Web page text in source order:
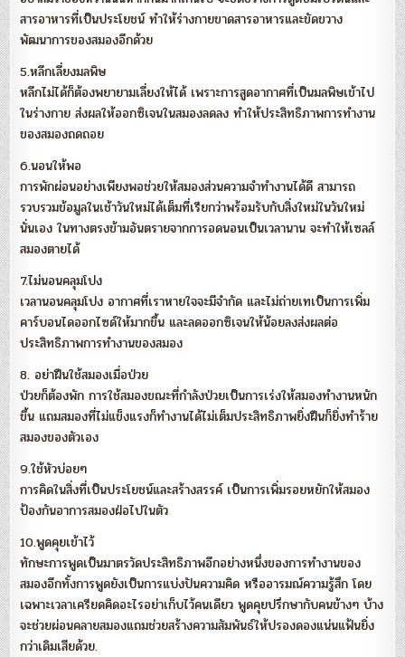
สารอาหารที่เป็นประโยชน์ ทำให้ร่างกายขาดสารอาหารและขัดขวาง
พัฒนาการของสมองอีกด้วย
5.หลีกเลี่ยงมลพิษ
หลีกไม่ได้ก็ต้องพยายามเลี่ยงให้ได้ เพราะการสูดอากาศที่เป็นมลพิษเข้าไป
ในร่างกาย ส่งผลให้ออกซิเจนในสมองลดลง ทำให้ประสิทธิภาพการทำงาน
ของสมองถดถอย
6.นอนให้พอ
การพักผ่อนอย่างเพียงพอช่วยให้สมองส่วนความจำทำงานได้ดี สามารถ
รวบรวมข้อมูลในเช้าวันใหม่ได้เต็มที่เรียกว่าพร้อมรับกับสิ่งใหม่ในวันใหม่
นั่นเอง ในทางตรงข้ามอันตรายจากการอดนอนเป็นเวลานาน จะทำให้เซลล์
สมองตายได้
7.ไม่นอนคลุมโปง
เวลานอนคลุมโปง อากาศที่เราหายใจจะมีจำกัด และไม่ถ่ายเทเป็นการเพิ่ม
คาร์บอนไดออกไซด์ให้มากขึ้น และลดออกซิเจนให้น้อยลงส่งผลต่อ
ประสิทธิภาพการทำงานของสมอง
8. อย่าฝืนใช้สมองเมื่อป่วย
ป่วยก็ต้องพัก การใช้สมองขณะที่กำลังป่วยเป็นการเร่งให้สมองทำงานหนัก
ขึ้น แถมสมองที่ไม่แข็งแรงก็ทำงานได้ไม่เต็มประสิทธิภาพยิ่งฝืนก็ยิ่งทำร้าย
สมองของตัวเอง
9.ใช้หัวบ่อยๆ
การคิดในสิ่งที่เป็นประโยชน์และสร้างสรรค์ เป็นการเพิ่มรอยหยักให้สมอง
ป้องกันอาการสมองฝ่อไปในตัว
10.พูดคุยเข้าไว้
ทักษะการพูดเป็นมาตรวัดประสิทธิภาพอีกอย่างหนึ่งของการทำงานของ
สมองอีกทั้งการพูดยังเป็นการแบ่งปันความคิด หรืออารมณ์ความรู้สึก โดย
เฉพาะเวลาเครียดคิดอะไรอย่าเก็บไว้คนเดียว พูดคุยปรึกษากับคนข้างๆ บ้าง
จะช่วยผ่อนคลายสมองแถมช่วยสร้างความสัมพันธ์ให้ปรองดองแน่นแฟ้นยิ่ง
กว่าเดิมเสียด้วย.